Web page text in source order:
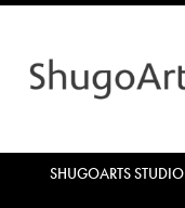
SHUGOARTS STUDIO